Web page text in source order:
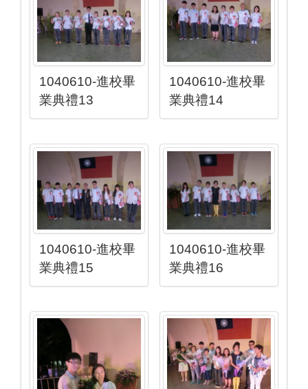
1040610-進校畢
業典禮13
1040610-進校畢
業典禮14
1040610-進校畢
業典禮15
1040610-進校畢
業典禮16